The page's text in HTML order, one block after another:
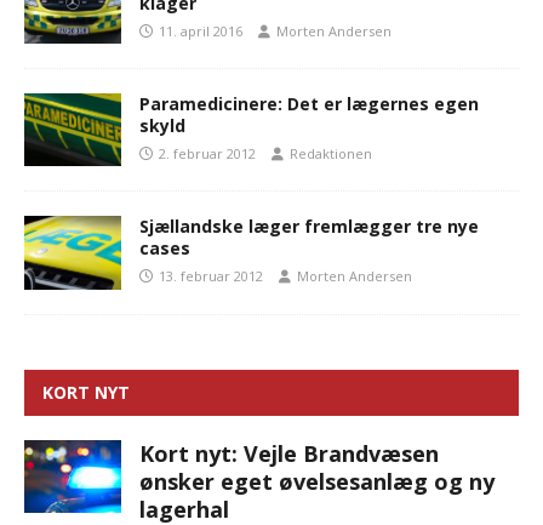
11. april 2016 Morten Andersen
Paramedicinere: Det er lægernes egen
skyld
2. februar 2012 Redaktionen
Sjællandske læger fremlægger tre nye
cases
13. februar 2012 Morten Andersen
KORT NYT
Kort nyt: Vejle Brandvæsen
ønsker eget øvelsesanlæg og ny
lagerhal